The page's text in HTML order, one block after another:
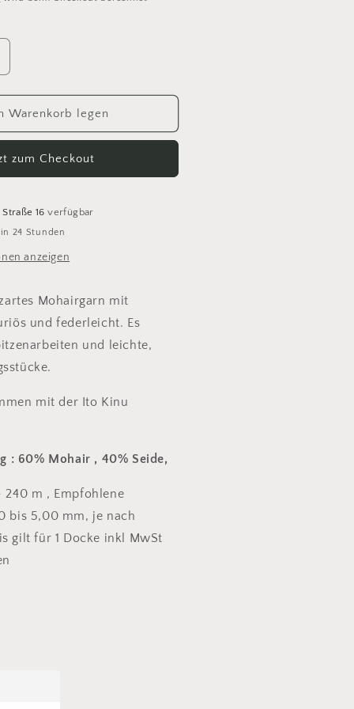
Warenkorb legen
zum Checkout
16 verfügbar
24 Stunden
anzeigen
Mohairgarn mit
und federleicht. Es
und leichte,
mit der Ito Kinu
: 60% Mohair , 40% Seide,
240 m , Empfohlene
bis 5,00 mm, je nach
gilt für 1 Docke inkl MwSt